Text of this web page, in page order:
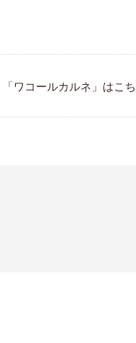
ワコールカルネ」はこち